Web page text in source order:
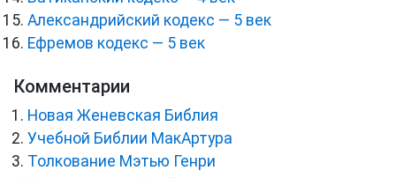
Александрийский кодекс — 5 век
Ефремов кодекс — 5 век
Комментарии
Новая Женевская Библия
Учебной Библии МакАртура
Толкование Мэтью Генри